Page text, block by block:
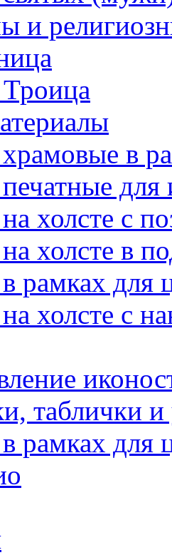
и
в
для
холсте с
холсте в
рамках для
холсте с
таблички и
рамках для